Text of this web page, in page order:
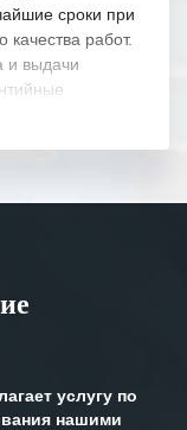
сроки при
качества работ.
и выдачи
в
высокую
самых сложных
услугу по
нашими